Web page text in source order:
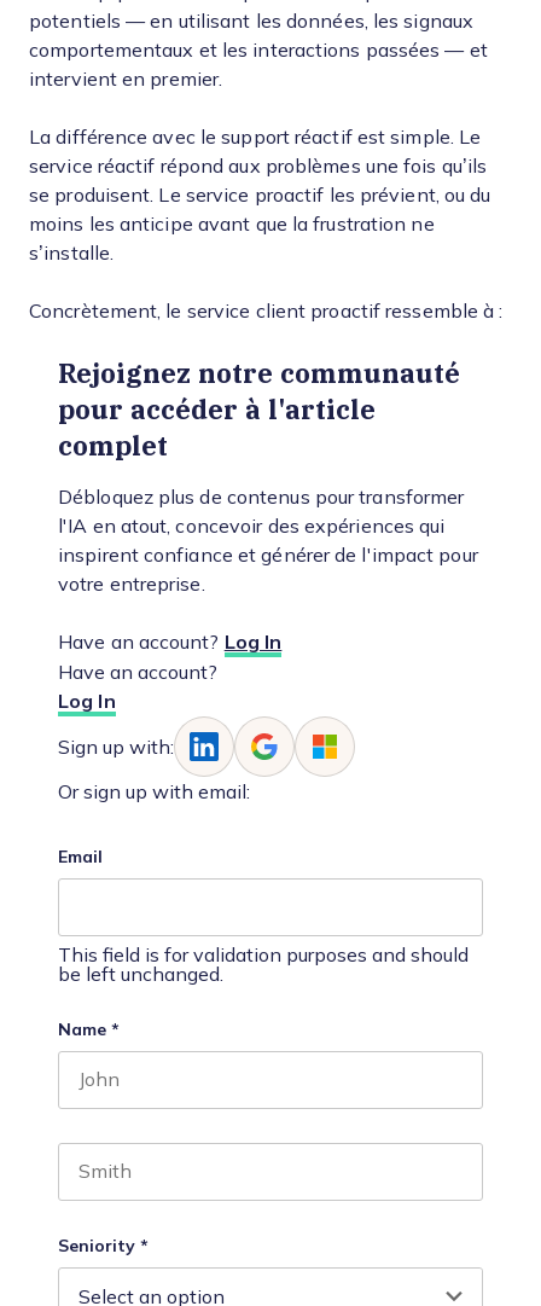
potentiels — en utilisant les données, les signaux
comportementaux et les interactions passées — et
intervient en premier.
La différence avec le support réactif est simple. Le
service réactif répond aux problèmes une fois qu’ils
se produisent. Le service proactif les prévient, ou du
moins les anticipe avant que la frustration ne
s’installe.
Concrètement, le service client proactif ressemble à :
Rejoignez notre communauté
pour accéder à l'article
complet
Débloquez plus de contenus pour transformer
l'IA en atout, concevoir des expériences qui
inspirent confiance et générer de l'impact pour
votre entreprise.
Have an account? Log In
Have an account?
Log In
Sign up with:
Or sign up with email:
Email
This field is for validation purposes and should
be left unchanged.
Name *
Seniority *